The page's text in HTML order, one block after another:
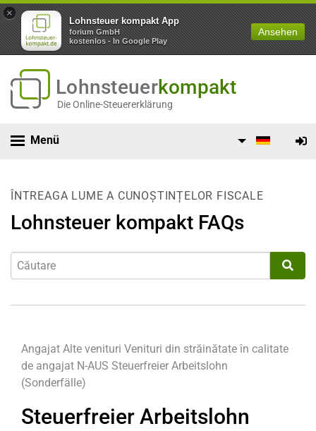
×
Lohnsteuer kompakt App
forium GmbH
kostenlos - In Google Play
Ansehen
Lohnsteuerkompakt
Die Online-Steuererklärung
Menü
ÎNTREAGA LUME A CUNOȘTINȚELOR FISCALE
Lohnsteuer kompakt FAQs
Angajat Alte venituri Venituri din străinătate în calitate
de angajat N-AUS Steuerfreier Arbeitslohn
(Sonderfälle)
Steuerfreier Arbeitslohn